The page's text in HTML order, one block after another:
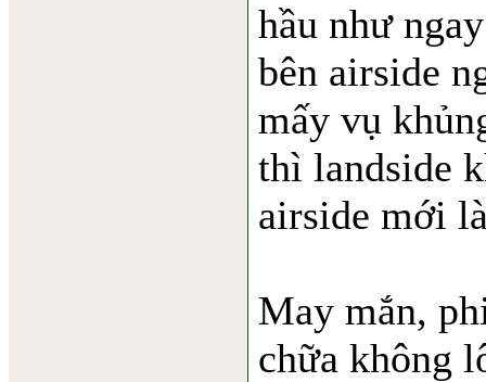
hầu như
bên airside
mấy vụ
thì landside
airside mới
May mắn,
chữa không